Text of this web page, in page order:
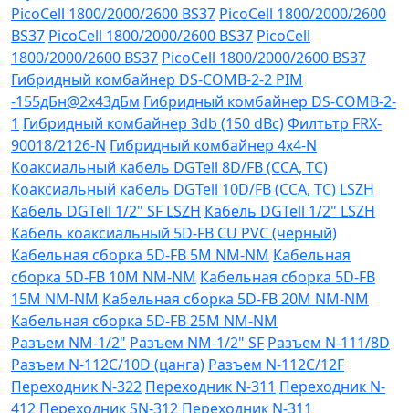
PicoCell 1800/2000/2600 BS37 PicoCell 1800/2000/2600
BS37 PicoCell 1800/2000/2600 BS37 PicoCell
1800/2000/2600 BS37 PicoCell 1800/2000/2600 BS37
Гибридный комбайнер DS-COMB-2-2 PIM
-155дБн@2x43дБм Гибридный комбайнер DS-COMB-2-
1 Гибридный комбайнер 3db (150 dBc)Филтьтр FRX-
90018/2126-N Гибридный комбайнер 4х4-N
Коаксиальный кабель DGTell 8D/FB (CCA, TC)
Коаксиальный кабель DGTell 10D/FB (CCA, TC) LSZH
Кабель DGTell 1/2" SF LSZH Кабель DGTell 1/2" LSZH
Кабель коаксиальный 5D-FB CU PVC (черный)
Кабельная сборка 5D-FB 5М NM-NM Кабельная
сборка 5D-FB 10М NM-NM Кабельная сборка 5D-FB
15М NM-NM Кабельная сборка 5D-FB 20М NM-NM
Кабельная сборка 5D-FB 25М NM-NM
Разъем NM-1/2" Разъем NM-1/2" SF Разъем N-111/8D
Разъем N-112C/10D (цанга) Разъем N-112C/12F
Переходник N-322 Переходник N-311 Переходник N-
412 Переходник SN-312 Переходник N-311